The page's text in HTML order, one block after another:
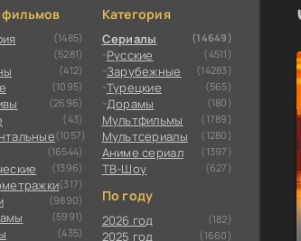
(1485)
(5281)
(412)
(1095)
(2696)
(43)
(1057)
(16544)
(1396)
(317)
(9890)
(5991)
(435)
Категория
Сериалы (14649)
Русские (4511)
Зарубежные (14283)
Турецкие (565)
Дорамы (180)
Мультфильмы (1789)
Мультсериалы (1280)
Аниме сериал (1397)
ТВ-Шоу (627)
По году
2026 год (182)
2025 год (1660)